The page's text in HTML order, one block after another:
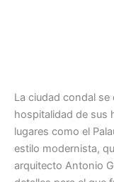
La ciudad condal se
hospitalidad de sus
lugares como el
estilo modernista,
arquitecto Antonio